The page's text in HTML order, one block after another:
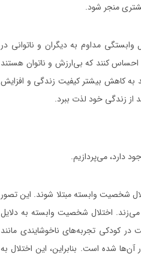
منجر شود.
مداوم به دیگران و ناتوانی در
کنند که بی‌ارزش و ناتوان هستند
به کاهش بیشتر کیفیت زندگی و افزایش
از زندگی خود لذت ببرد.
دارد، می‌پردازیم.
شخصیت وابسته مبتلا شوند. این تصور
می‌زند. اختلال شخصیت وابسته به دلایل
کودکی تجربه‌های ناخوشایندی مانند
شده است. بنابراین، این اختلال به